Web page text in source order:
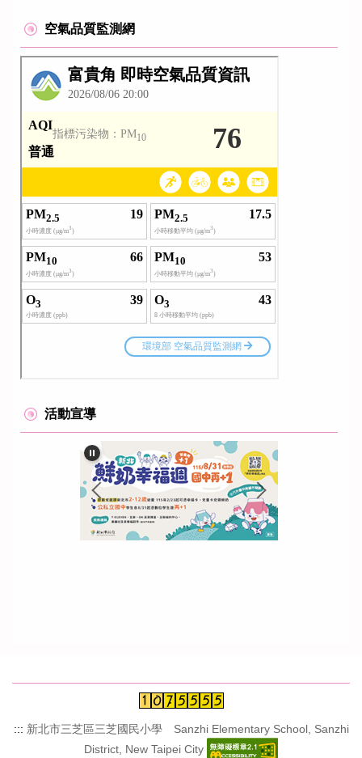
空氣品質監測網
活動宣導
::: 新北市三芝區三芝國民小學 Sanzhi Elementary School, Sanzhi
District, New Taipei City